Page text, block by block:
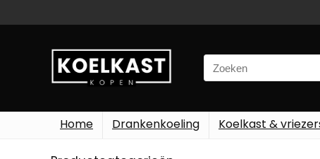
Search
for:
Home Drankenkoeling Koelkast &